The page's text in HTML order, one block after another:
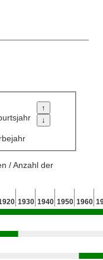
/ Anzahl der
1930 1940 1950 1960